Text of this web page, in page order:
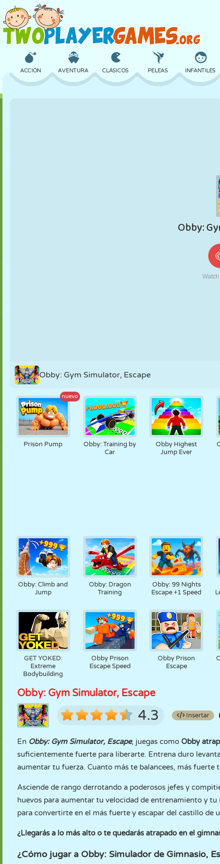
ACCIÓN AVENTURA CLÁSICOS PELEAS INFANTILES
ROBOTS
Obby: Gym Simulator, Escape
nuevo
Prison Pump
Obby: Training by
Car
Obby Highest
Jump Ever
Obby: Climb and
Jump
Obby: Dragon
Training
Obby: 99 Nights
Escape +1 Speed
GET YOKED:
Extreme
Bodybuilding
Obby Prison
Escape Speed
Obby Prison
Escape
Obby: Gym Simulator, Escape
4.3 Insertar
En Obby: Gym Simulator, Escape, juegas como Obby
suficientemente fuerte para liberarte. Entrena duro
aumentar tu fuerza. Cuanto más te balancees, más fuerte
Asciende de rango derrotando a poderosos jefes y
huevos para aumentar tu velocidad de entrenamiento y
para convertirte en el más fuerte y escapar del castillo de
¿Llegarás a lo más alto o te quedarás atrapado en el
¿Cómo jugar a Obby: Simulador de Gimnasio,